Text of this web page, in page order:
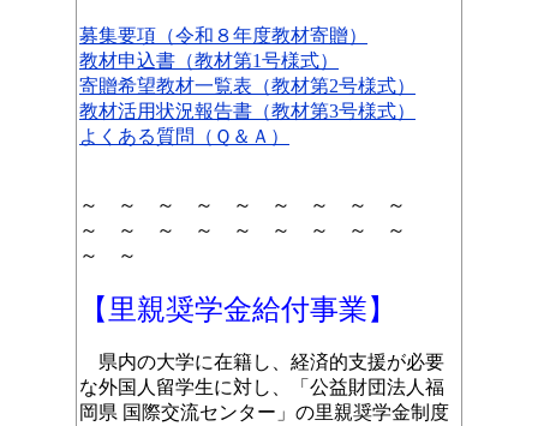
募集要項（令和８年度教材寄贈）
教材申込書（教材第1号様式）
寄贈希望教材一覧表 （教材第2号様式）
教材活用状況報告書 （教材第3号様式）
よくある質問（Ｑ＆Ａ）
～ ～ ～ ～ ～ ～ ～ ～ ～
～ ～ ～ ～ ～ ～ ～ ～ ～
～ ～
【里親奨学金給付事業】
県内の大学に在籍し、経済的支援が必要
な外国人留学生に対し、「公益財団法人福
岡県 国際交流センター」の里親奨学金制度